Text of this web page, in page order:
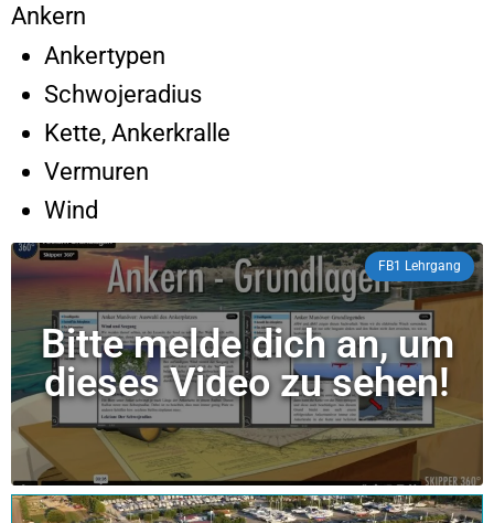
Ankern
Ankertypen
Schwojeradius
Kette, Ankerkralle
Vermuren
Wind
FB1 Lehrgang
Bitte melde dich an, um
dieses Video zu sehen!